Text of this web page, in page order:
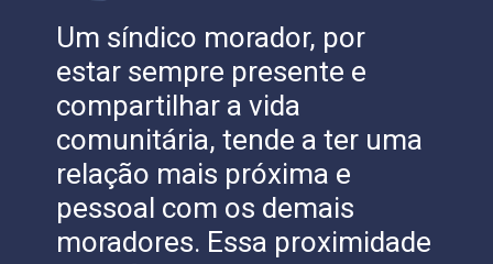
Um síndico morador, por
estar sempre presente e
compartilhar a vida
comunitária, tende a ter uma
relação mais próxima e
pessoal com os demais
moradores. Essa proximidade